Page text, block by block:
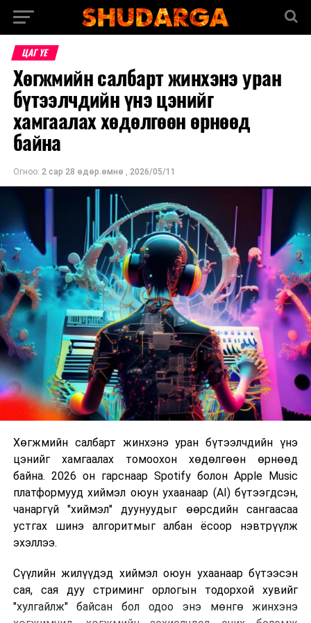
ЦАГ ҮЕ
Хөгжмийн салбарт жинхэнэ уран
бүтээлчдийн үнэ цэнийг
хамгаалах хөдөлгөөн өрнөөд
байна
Огноо: 2 сар 28 өдөр.өмнө , 2026/05/11
Хөгжмийн салбарт жинхэнэ уран бүтээлчдийн үнэ
цэнийг хамгаалах томоохон хөдөлгөөн өрнөөд
байна. 2026 он гарснаар Spotify болон Apple Music
платформууд хиймэл оюун ухаанаар (AI) бүтээгдсэн,
чанаргүй "хиймэл" дуунуудыг өөрсдийн сангаасаа
устгах шинэ алгоритмыг албан ёсоор нэвтрүүлж
эхэллээ.
Сүүлийн жилүүдэд хиймэл оюун ухаанаар бүтээсэн
сая, сая дуу стриминг орлогын тодорхой хувийг
"хулгайлж" байсан бол одоо энэ мөнгө жинхэнэ